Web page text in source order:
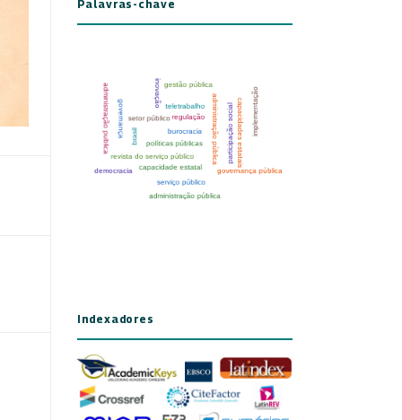
Palavras-chave
Indexadores